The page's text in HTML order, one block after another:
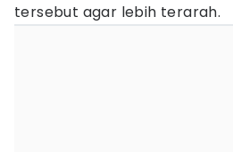
tersebut agar lebih terarah.